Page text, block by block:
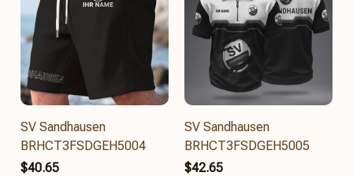
SV Sandhausen
BRHCT3FSDGEH5004
$40.65
SV Sandhausen
BRHCT3FSDGEH5005
$42.65